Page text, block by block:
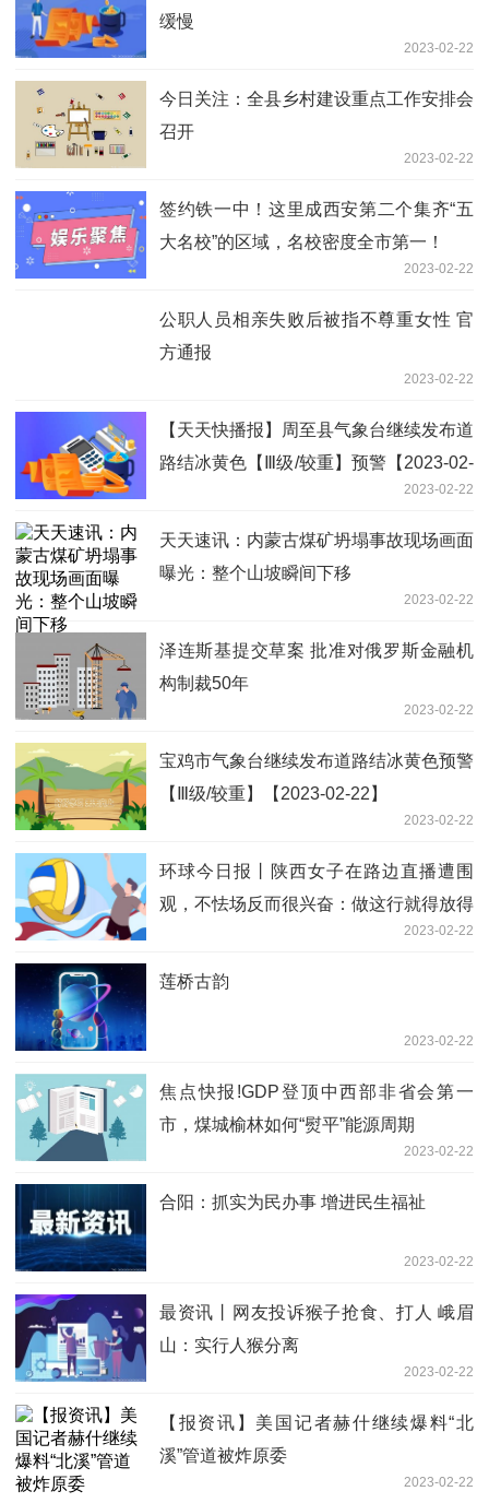
缓慢
2023-02-22
今日关注：全县乡村建设重点工作安排会
召开
2023-02-22
签约铁一中！这里成西安第二个集齐“五
大名校”的区域，名校密度全市第一！
2023-02-22
公职人员相亲失败后被指不尊重女性 官
方通报
2023-02-22
【天天快播报】周至县气象台继续发布道
路结冰黄色【Ⅲ级/较重】预警【2023-02-
2023-02-22
天天速讯：内蒙古煤矿坍塌事故现场画面
曝光：整个山坡瞬间下移
2023-02-22
泽连斯基提交草案 批准对俄罗斯金融机
构制裁50年
2023-02-22
宝鸡市气象台继续发布道路结冰黄色预警
【Ⅲ级/较重】【2023-02-22】
2023-02-22
环球今日报丨陕西女子在路边直播遭围
观，不怯场反而很兴奋：做这行就得放得
2023-02-22
莲桥古韵
2023-02-22
焦点快报!GDP登顶中西部非省会第一
市，煤城榆林如何“熨平”能源周期
2023-02-22
合阳：抓实为民办事 增进民生福祉
2023-02-22
最资讯丨网友投诉猴子抢食、打人 峨眉
山：实行人猴分离
2023-02-22
【报资讯】美国记者赫什继续爆料“北
溪”管道被炸原委
2023-02-22